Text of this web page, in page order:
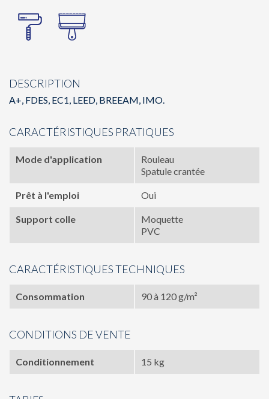
DESCRIPTION
A+, FDES, EC1, LEED, BREEAM, IMO.
CARACTÉRISTIQUES PRATIQUES
Mode d'application
Rouleau
Spatule crantée
Prêt à l'emploi Oui
Support colle
Moquette
PVC
CARACTÉRISTIQUES TECHNIQUES
Consommation 90 à 120 g/m²
CONDITIONS DE VENTE
Conditionnement 15 kg